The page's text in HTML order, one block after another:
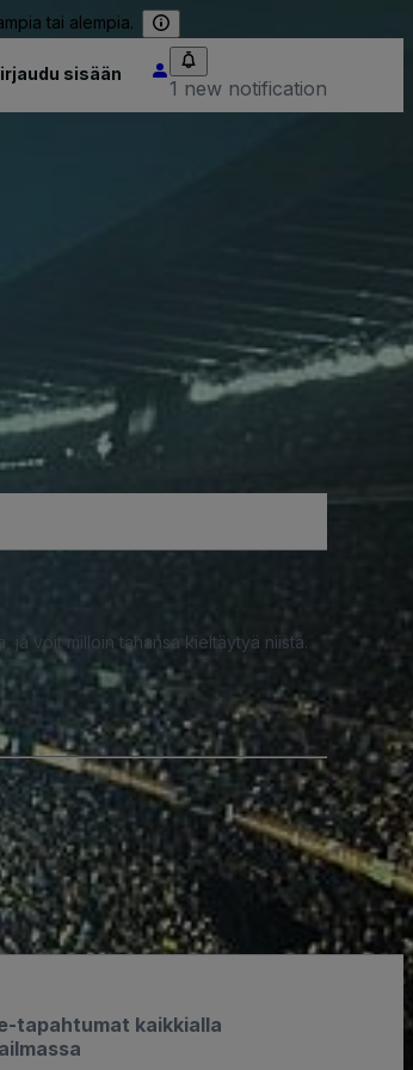
tai alempia.
sisään
1 new notification
ja voit milloin tahansa kieltäytyä niistä.
tapahtumat kaikkialla